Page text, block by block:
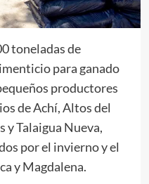
toneladas de
para ganado
productores
de Achí, Altos del
y Talaigua Nueva,
por el invierno y el
y Magdalena.